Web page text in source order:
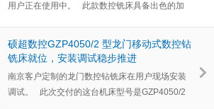
用户正在使用中。 此款数控铣床具备出色的加
硕超数控GZP4050/2 型龙门移动式数控钻
铣床就位，安装调试稳步推进
南京客户定制的龙门数控钻铣床在用户现场安装
调试。 此次交付的这台机床型号是GZP4050/2